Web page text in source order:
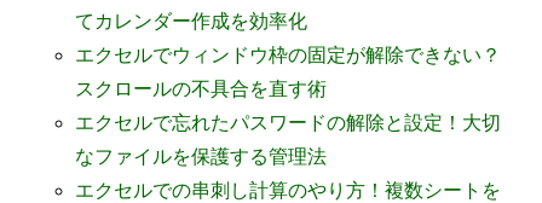
てカレンダー作成を効率化
エクセルでウィンドウ枠の固定が解除できない？
スクロールの不具合を直す術
エクセルで忘れたパスワードの解除と設定！大切
なファイルを保護する管理法
エクセルでの串刺し計算のやり方！複数シートを